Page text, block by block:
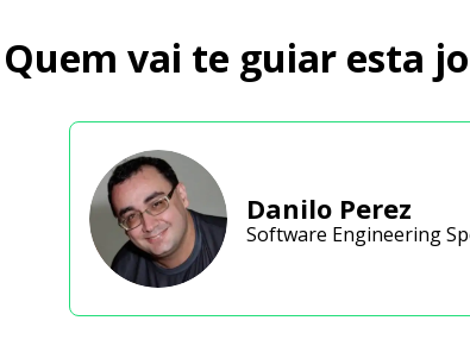
Quem vai te guiar esta
Danilo Perez
Software Engineering